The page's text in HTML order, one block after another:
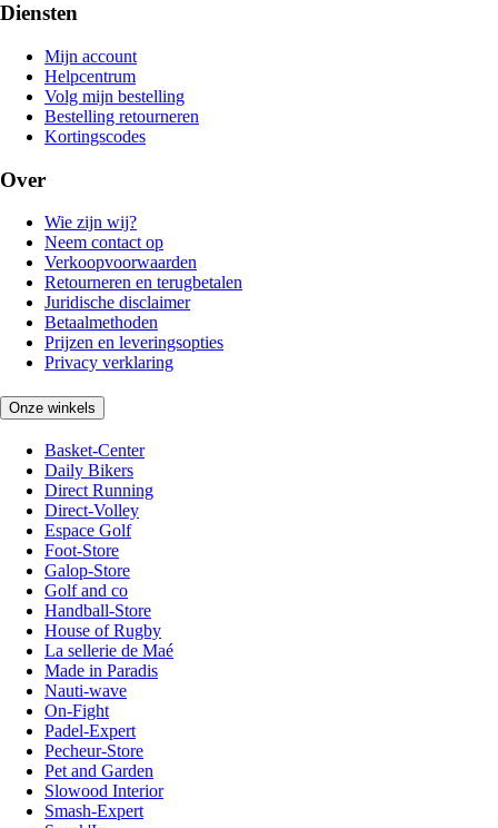
Diensten
Mijn account
Helpcentrum
Volg mijn bestelling
Bestelling retourneren
Kortingscodes
Over
Wie zijn wij?
Neem contact op
Verkoopvoorwaarden
Retourneren en terugbetalen
Juridische disclaimer
Betaalmethoden
Prijzen en leveringsopties
Privacy verklaring
Onze winkels
Basket-Center
Daily Bikers
Direct Running
Direct-Volley
Espace Golf
Foot-Store
Galop-Store
Golf and co
Handball-Store
House of Rugby
La sellerie de Maé
Made in Paradis
Nauti-wave
On-Fight
Padel-Expert
Pecheur-Store
Pet and Garden
Slowood Interior
Smash-Expert